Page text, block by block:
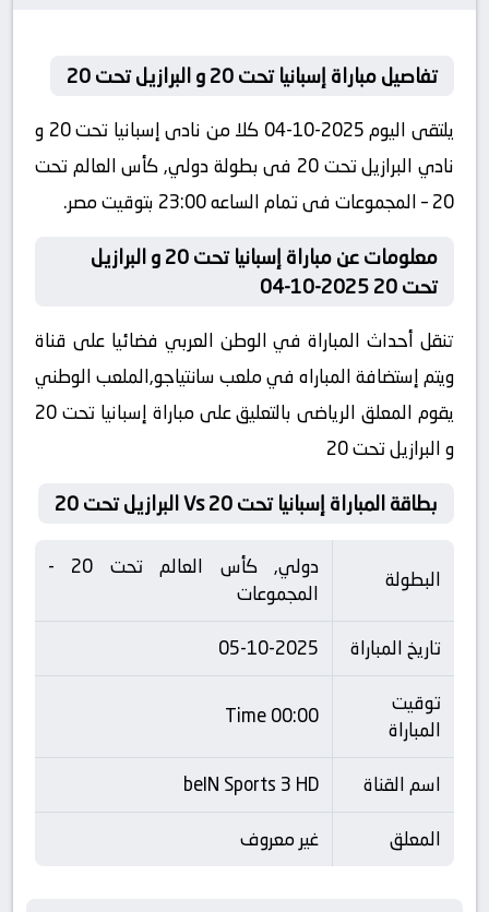
تفاصيل مباراة إسبانيا تحت 20 و البرازيل تحت 20
يلتقى اليوم 2025-10-04 كلا من نادى إسبانيا تحت 20 و
نادي البرازيل تحت 20 فى بطولة دولي, كأس العالم تحت
20 – المجموعات فى تمام الساعه 23:00 بتوقيت مصر.
معلومات عن مباراة إسبانيا تحت 20 و البرازيل
تحت 20 2025-10-04
تنقل أحداث المباراة في الوطن العربي فضائيا على قناة
ويتم إستضافة المباراه في ملعب سانتياجو,الملعب الوطني
يقوم المعلق الرياضى بالتعليق على مباراة إسبانيا تحت 20
و البرازيل تحت 20
بطاقة المباراة إسبانيا تحت 20 Vs البرازيل تحت 20
البطولة
دولي, كأس العالم تحت 20 -
المجموعات
تاريخ المباراة
05-10-2025
توقيت
المباراة
00:00 Time
اسم القناة
beIN Sports 3 HD
المعلق
غير معروف